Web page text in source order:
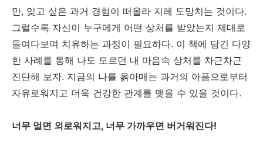
만, 잊고 싶은 과거 경험이 떠올라 지레 도망치는 것이다.
그럴수록 자신이 누구에게 어떤 상처를 받았는지 제대로
들여다보며 치유하는 과정이 필요하다. 이 책에 담긴 다양
한 사례를 통해 나도 모르던 내 마음속 상처를 차근차근
진단해 보자. 지금의 나를 옭아매는 과거의 아픔으로부터
자유로워지고 더욱 건강한 관계를 맺을 수 있을 것이다.
너무 멀면 외로워지고, 너무 가까우면 버거워진다!